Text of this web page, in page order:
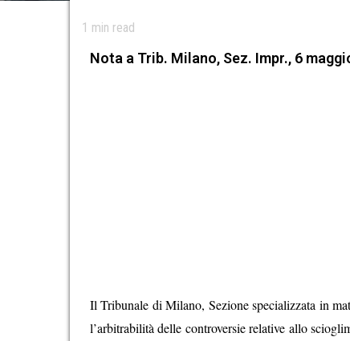
1 min read
Nota a Trib. Milano, Sez. Impr., 6
Il Tribunale di Milano, Sezione specializzata in
l’arbitrabilità delle controversie relative allo